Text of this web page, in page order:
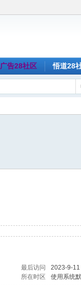
广告28社区 悟道28
最后访问
2023-9-
所在时区 使用系统